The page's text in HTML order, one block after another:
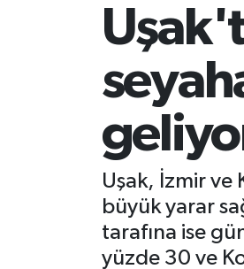
Uşak, İzmir ve
büyük yarar
tarafına ise
yüzde 30 ve
Özel Haber
Süper Lig Puan Durumu ve
Tüm Manşetler
Son Dakika Haberleri